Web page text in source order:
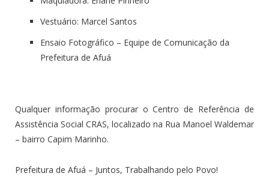
Vestuário: Marcel Santos
Ensaio Fotográfico – Equipe de Comunicação da
Prefeitura de Afuá
Qualquer informação procurar o Centro de Referência de
Assistência Social CRAS, localizado na Rua Manoel Waldemar
– bairro Capim Marinho.
Prefeitura de Afuá – Juntos, Trabalhando pelo Povo!